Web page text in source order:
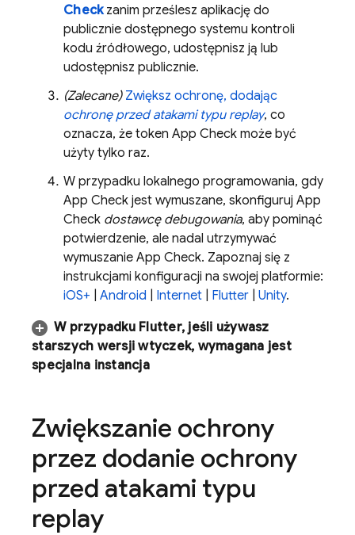
Checkzanim prześlesz aplikację do
publicznie dostępnego systemu kontroli
kodu źródłowego, udostępnisz ją lub
udostępnisz publicznie.
(Zalecane) Zwiększ ochronę, dodając
ochronę przed atakami typu replay, co
oznacza, że token App Check może być
użyty tylko raz.
W przypadku lokalnego programowania, gdy
App Check jest wymuszane, skonfiguruj App
Check dostawcę debugowania, aby pominąć
potwierdzenie, ale nadal utrzymywać
wymuszanie App Check. Zapoznaj się z
instrukcjami konfiguracji na swojej platformie:
iOS+
Android Internet Flutter Unity.
W przypadku Flutter, jeśli używasz
starszych wersji wtyczek, wymagana jest
specjalna instancja
Zwiększanie ochrony
przez dodanie ochrony
przed atakami typu
replay